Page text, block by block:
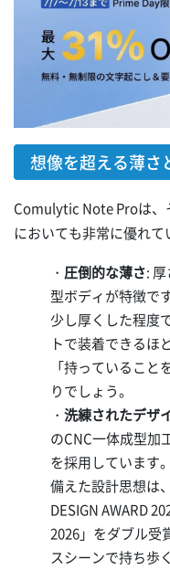
想像を超える薄さ
Comulytic Note Proは、
においても非常に優れて
・ 圧倒的な薄さ:
型ボディが特徴で
少し厚くした程度
トで装着できるほ
「持っているこ
りでしょう。
・ 洗練されたデザ
のCNC一体成型加
を採用しています
備えた設計思想は
DESIGN AWARD
2026」をダブル受
スシーンで持ち歩